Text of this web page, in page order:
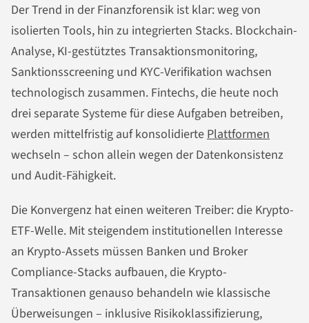
Der Trend in der Finanzforensik ist klar: weg von
isolierten Tools, hin zu integrierten Stacks. Blockchain-
Analyse, KI-gestütztes Transaktionsmonitoring,
Sanktionsscreening und KYC-Verifikation wachsen
technologisch zusammen. Fintechs, die heute noch
drei separate Systeme für diese Aufgaben betreiben,
werden mittelfristig auf konsolidierte Plattformen
wechseln – schon allein wegen der Datenkonsistenz
und Audit-Fähigkeit.
Die Konvergenz hat einen weiteren Treiber: die Krypto-
ETF-Welle. Mit steigendem institutionellen Interesse
an Krypto-Assets müssen Banken und Broker
Compliance-Stacks aufbauen, die Krypto-
Transaktionen genauso behandeln wie klassische
Überweisungen – inklusive Risikoklassifizierung,